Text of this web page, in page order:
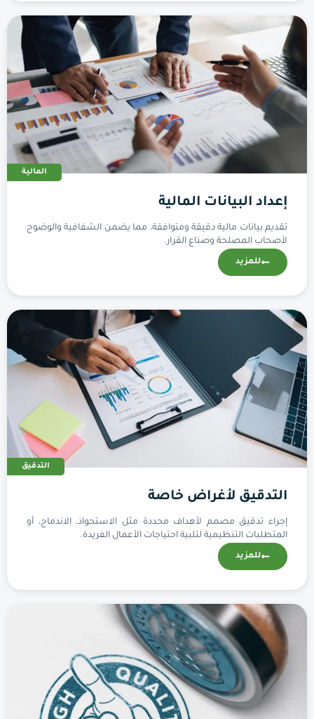
المالية
إعداد البيانات المالية
تقديم بيانات مالية دقيقة ومتوافقة، مما يضمن الشفافية والوضوح
لأصحاب المصلحة وصناع القرار.
للمزيد
التدقيق
التدقيق لأغراض خاصة
إجراء تدقيق مصمم لأهداف محددة مثل الاستحواذ، الاندماج، أو
المتطلبات التنظيمية لتلبية احتياجات الأعمال الفريدة.
للمزيد